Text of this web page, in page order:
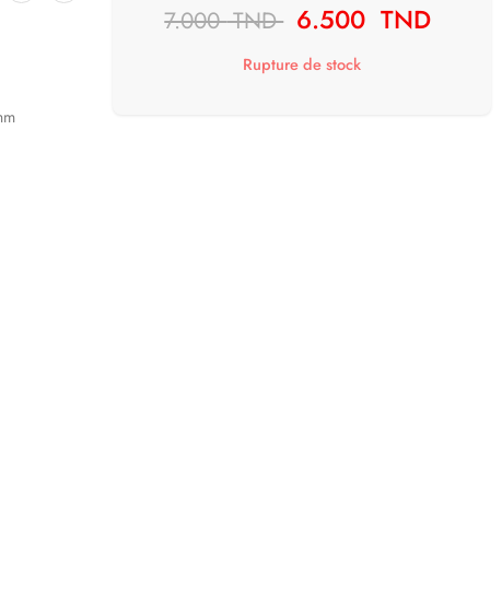
7.000TND 6.500 TND
Rupture de stock